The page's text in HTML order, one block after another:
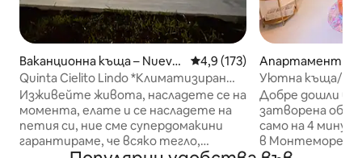
Ваканционна къща – Nuevo
León
Средна оценка: 4,9 от 5,
4,9 (173)
Quinta Cielito Lindo *Климатизиран
басейн*
Изживейте живота, насладете се на
момента, елате и се насладете на
петия си, ние сме супердомакини
гарантираме, че всяко тегло,
Апартамент –
elos
Уютна къща/
Затворен двор/
Добре дошли в
затворена
само на 4
в Монтеморелос. Независимо